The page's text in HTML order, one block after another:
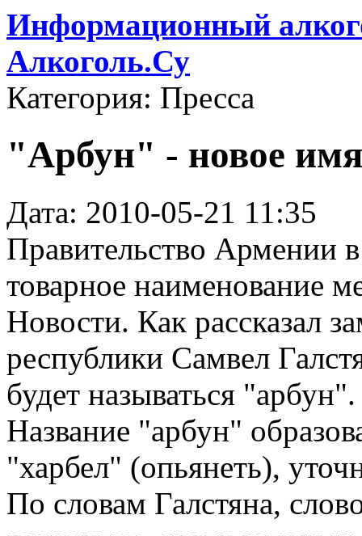
Информационный
Алкоголь.Су
Категория: Пресса
"Арбун" - новое
Дата: 2010-05-21 11:35
Правительство Армении
товарное наименование
Новости. Как рассказал
республики Самвел
будет называться "арбун".
Название "арбун"
"харбел" (опьянеть),
По словам Галстяна,